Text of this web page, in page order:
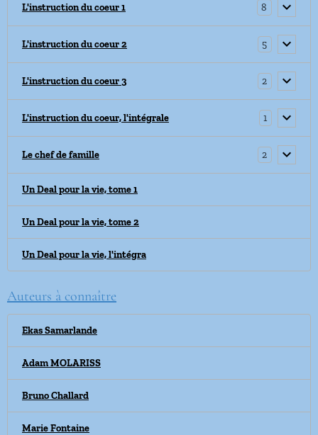
L'instruction du coeur 1 8
L'instruction du coeur 2 5
L'instruction du coeur 3 2
L'instruction du coeur, l'intégrale 1
Le chef de famille 2
Un Deal pour la vie, tome 1
Un Deal pour la vie, tome 2
Un Deal pour la vie, l'intégra
Auteurs à connaître
Ekas Samarlande
Adam MOLARISS
Bruno Challard
Marie Fontaine